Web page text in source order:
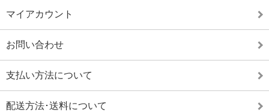
マイアカウント
お問い合わせ
支払い方法について
配送方法･送料について